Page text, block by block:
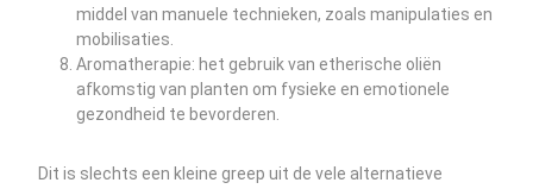
middel van manuele technieken, zoals manipulaties en
mobilisaties.
Aromatherapie: het gebruik van etherische oliën
afkomstig van planten om fysieke en emotionele
gezondheid te bevorderen.
Dit is slechts een kleine greep uit de vele alternatieve